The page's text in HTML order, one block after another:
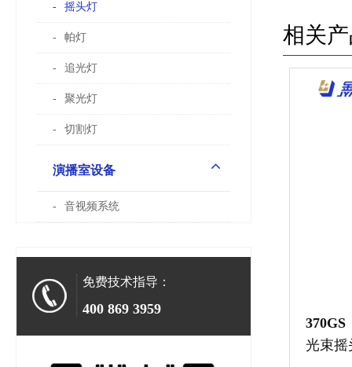
摇头灯
帕灯
追光灯
聚光灯
切割灯
演播室设备
音视频系统
免费技术指导：
400 869 3959
相关
370GS
光束摇